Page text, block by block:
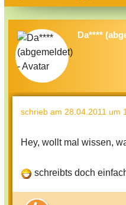
Da****
schrieb am 28.04.2011 um
Hey, wollt mal wissen,
schreibts doch